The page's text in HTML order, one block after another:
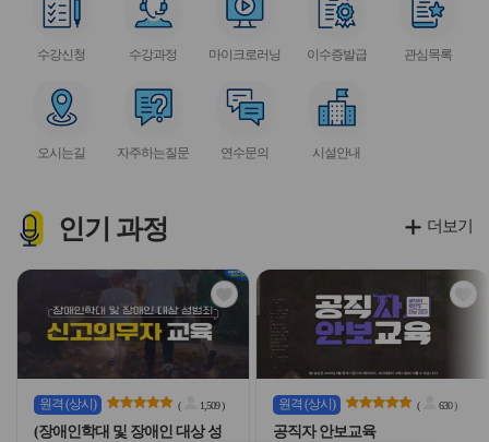
서
스
이
콘
수강신청
서
스
이
콘
수강과정
서
스
이
콘
마이크로러닝
서
스
이
콘
이수증발급
서
스
관심목록
서
스
콘
오시는길
서
스
콘
자주하는질문
서
스
연수문의
서
스
시설안내
인기 과정
관
심
아
이
콘
원격 (상시) ( 1,509)
(장애인학대 및 장애인 대상 성
관
심
원격 (상시) ( 630)
공직자 안보교육
더보기